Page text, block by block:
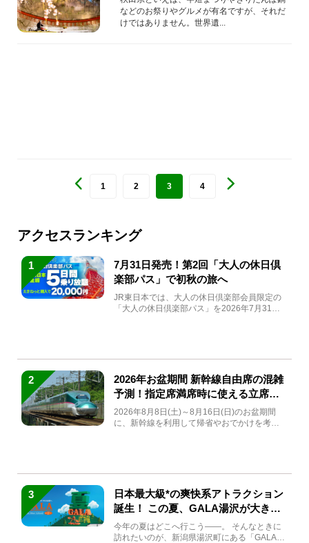
などのお祭りやグルメが有名ですが、それだ
けではありません。世界遺...
1 2 3 4
アクセスランキング
1
7月31日発売！第2回「大人の休日倶
楽部パス」で初秋の旅へ
JR東日本では、大人の休日倶楽部会員限定の
「大人の休日倶楽部パス」を2026年7月31日
2
2026年お盆期間 新幹線自由席の混雑
予測！指定席満席時に使える立席特
急券も解説
2026年8月8日(土)～8月16日(日)のお盆期間
に、新幹線を利用して帰省やおでかけを考え
3
日本最大級*の爽快系アトラクション
誕生！ この夏、GALA湯沢が大きく
生まれ変わる
今年の夏はどこへ行こう――。 そんなときに
訪れたいのが、新潟県湯沢町にある「GALA湯